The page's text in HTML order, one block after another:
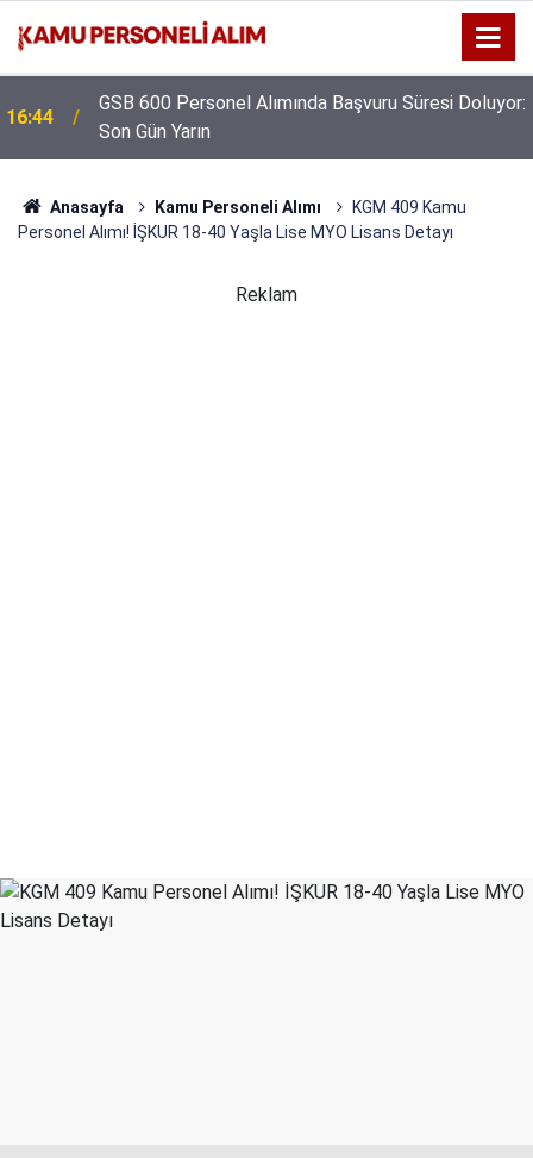
16:44
GSB 600 Personel Alımında Başvuru Süresi Doluyor:
Son Gün Yarın
Anasayfa Kamu Personeli Alımı
KGM 409 Kamu
Personel Alımı! İŞKUR 18-40 Yaşla Lise MYO Lisans Detayı
Reklam